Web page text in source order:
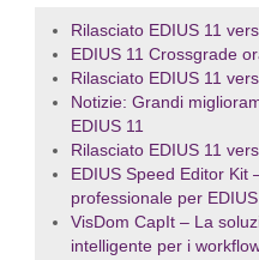
Rilasciato EDIUS 11
EDIUS 11 Crossgrade
Rilasciato EDIUS 11
Notizie: Grandi
EDIUS 11
Rilasciato EDIUS 11
EDIUS Speed Editor Kit
professionale per EDIUS
VisDom CapIt – La
intelligente per i